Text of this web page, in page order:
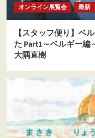
オンライン展覧会 最新
【スタッフ便り】ベ
た Part1～ベルギー
大隅直樹